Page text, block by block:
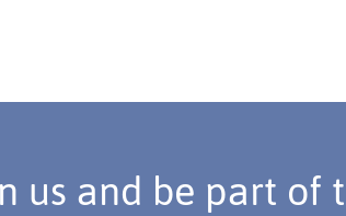
us and be part of